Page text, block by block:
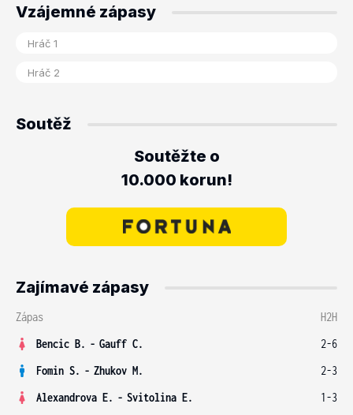
Vzájemné zápasy
Soutěž
Soutěžte o
10.000 korun!
Zajímavé zápasy
Zápas
H2H
Bencic B. - Gauff C.
2-6
Fomin S. - Zhukov M.
2-3
Alexandrova E. - Svitolina E.
1-3